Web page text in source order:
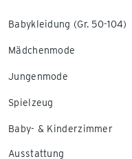
Babykleidung (Gr. 50-104)
Mädchenmode
Jungenmode
Spielzeug
Baby- & Kinderzimmer
Ausstattung